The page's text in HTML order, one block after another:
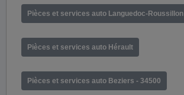
Pièces et services auto Languedoc-Roussillon
Pièces et services auto Hérault
Pièces et services auto Beziers - 34500